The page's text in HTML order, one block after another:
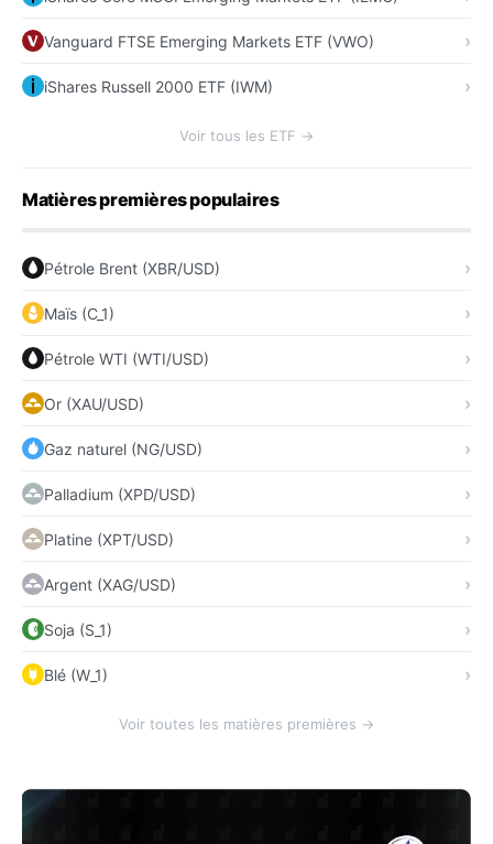
Vanguard FTSE Emerging Markets ETF (VWO)
iShares Russell 2000 ETF (IWM)
Voir tous les ETF →
Matières premières populaires
Pétrole Brent (XBR/USD)
Maïs (C_1)
Pétrole WTI (WTI/USD)
Or (XAU/USD)
Gaz naturel (NG/USD)
Palladium (XPD/USD)
Platine (XPT/USD)
Argent (XAG/USD)
Soja (S_1)
Blé (W_1)
Voir toutes les matières premières →